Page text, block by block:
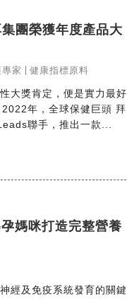
團榮獲年度產品大
家 健康指標原料
大獎肯定，便是實力最好
年，全球保健巨頭 拜
聯手，推出一款...
媽咪打造完整營養
經及免疫系統發育的關鍵